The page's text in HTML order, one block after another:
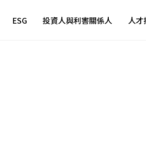
ESG 投資人與利害關係人 人